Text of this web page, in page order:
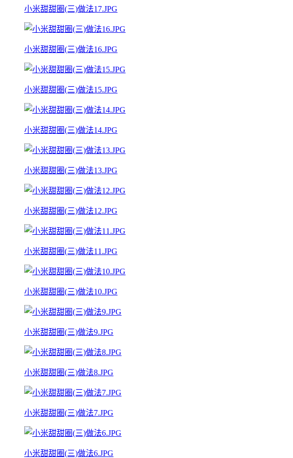
小米甜甜圈(三)做法17.JPG
小米甜甜圈(三)做法16.JPG
小米甜甜圈(三)做法15.JPG
小米甜甜圈(三)做法14.JPG
小米甜甜圈(三)做法13.JPG
小米甜甜圈(三)做法12.JPG
小米甜甜圈(三)做法11.JPG
小米甜甜圈(三)做法10.JPG
小米甜甜圈(三)做法9.JPG
小米甜甜圈(三)做法8.JPG
小米甜甜圈(三)做法7.JPG
小米甜甜圈(三)做法6.JPG